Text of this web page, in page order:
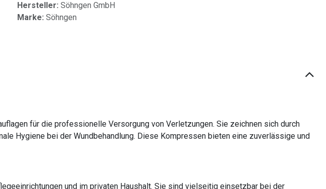
Hersteller: Söhngen GmbH
Marke: Söhngen
für die professionelle Versorgung von Verletzungen. Sie zeichnen sich durch
Hygiene bei der Wundbehandlung. Diese Kompressen bieten eine zuverlässige und
und im privaten Haushalt. Sie sind vielseitig einsetzbar bei der